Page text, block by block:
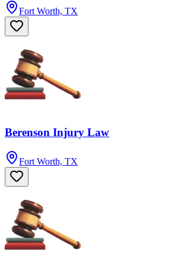
Fort Worth, TX
Berenson Injury Law
Fort Worth, TX